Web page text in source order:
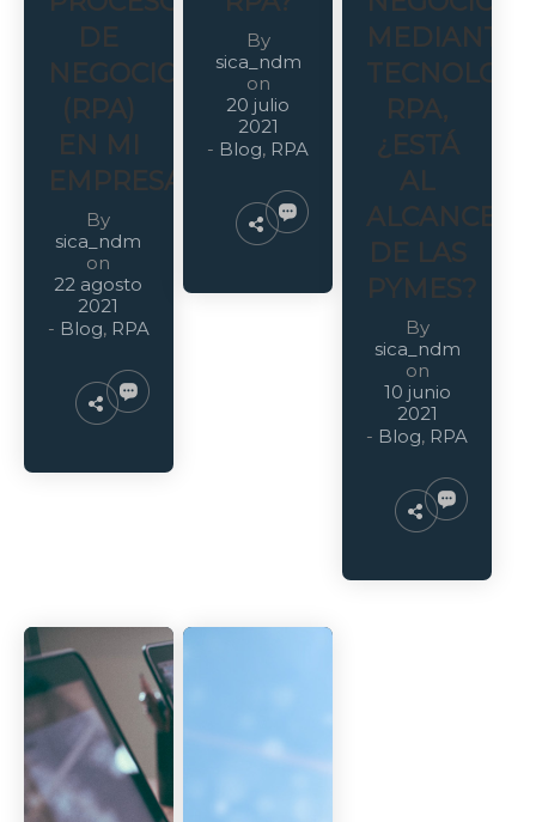
DE
NEGOCIO
(RPA)
EN MI
EMPRESA?
By
sica_ndm
on
22 agosto
2021
- Blog, RPA
By
sica_ndm
on
20 julio
2021
- Blog, RPA
MEDIANTE
RPA,
¿ESTÁ
AL
ALCANCE
DE LAS
PYMES?
By
sica_ndm
on
10 junio
2021
- Blog, RPA